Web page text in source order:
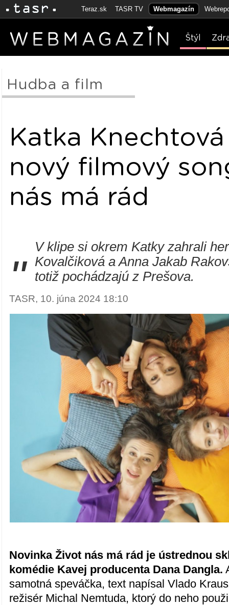
Teraz.sk TASR TV Webmagazín
Štýl
Hudba a film
Katka
nový filmový
nás má rád
"
V klipe si okrem Katky zahrali
Kovalčiková a Anna Jakab
totiž pochádzajú z Prešova.
TASR, 10. júna 2024 18:10
Novinka Život nás má rád je ústrednou
komédie Kavej producenta Dana Dangla.
samotná speváčka, text napísal Vlado
režisér Michal Nemtuda, ktorý do neho